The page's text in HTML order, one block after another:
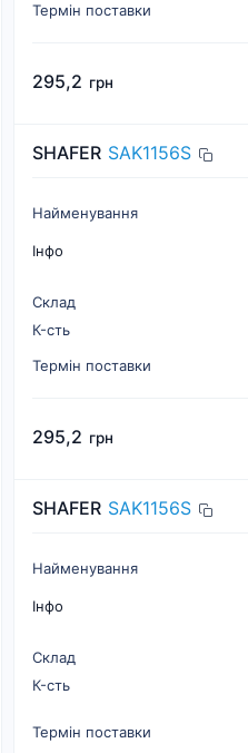
Термін поставки
295,2 грн
SHAFER SAK1156S
Найменування
Інфо
Склад
К-cть
Термін поставки
295,2 грн
SHAFER SAK1156S
Найменування
Інфо
Склад
К-cть
Термін поставки